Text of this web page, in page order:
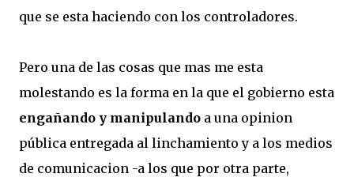
que se esta haciendo con los controladores.
Pero una de las cosas que mas me esta
molestando es la forma en la que el gobierno esta
engañando y manipulando a una opinion
pública entregada al linchamiento y a los medios
de comunicacion -a los que por otra parte,